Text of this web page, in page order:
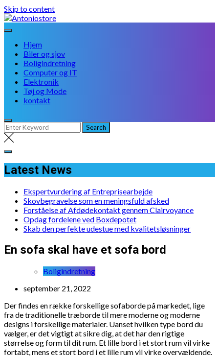
Skip to content
Hjem
Biler og sjov
Boligindretning
Computer og IT
Elektronik
Tøj og Mode
kontakt
Latest News
Ekspertvurdering af Entreprisearbejde
Skovbegravelse som en meningsfuld afsked
Forståelse af Afdødekontakt gennem Clairvoyance
Opdag fordelene ved Boxdepotet
Skab den perfekte udestue med kvalitetsløsninger
En sofa skal have et sofa bord
Boligindretning
september 21, 2022
Der findes en række forskellige sofaborde på markedet, lige
fra de traditionelle træborde til mere moderne og moderne
designs i forskellige materialer. Uanset hvilken type bord du
vælger, er det vigtigt at sikre dig, at det har den rigtige
størrelse og form til dit rum. Et lille bord i et stort rum vil virke
fortabt, mens et stort bord i et lille rum vil virke overvældende.